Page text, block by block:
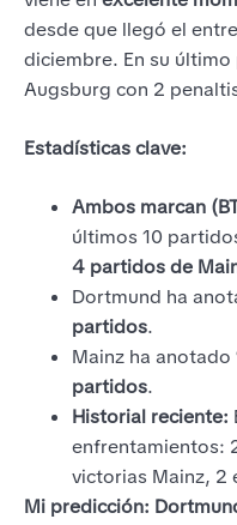
desde que llegó el
diciembre. En su
Augsburg con 2
Estadísticas clave:
Ambos marcan
últimos 10
4 partidos de
Dortmund ha
partidos.
Mainz ha anotado
partidos.
Historial reciente:
enfrentamientos:
victorias Mainz, 2
Mi predicción: